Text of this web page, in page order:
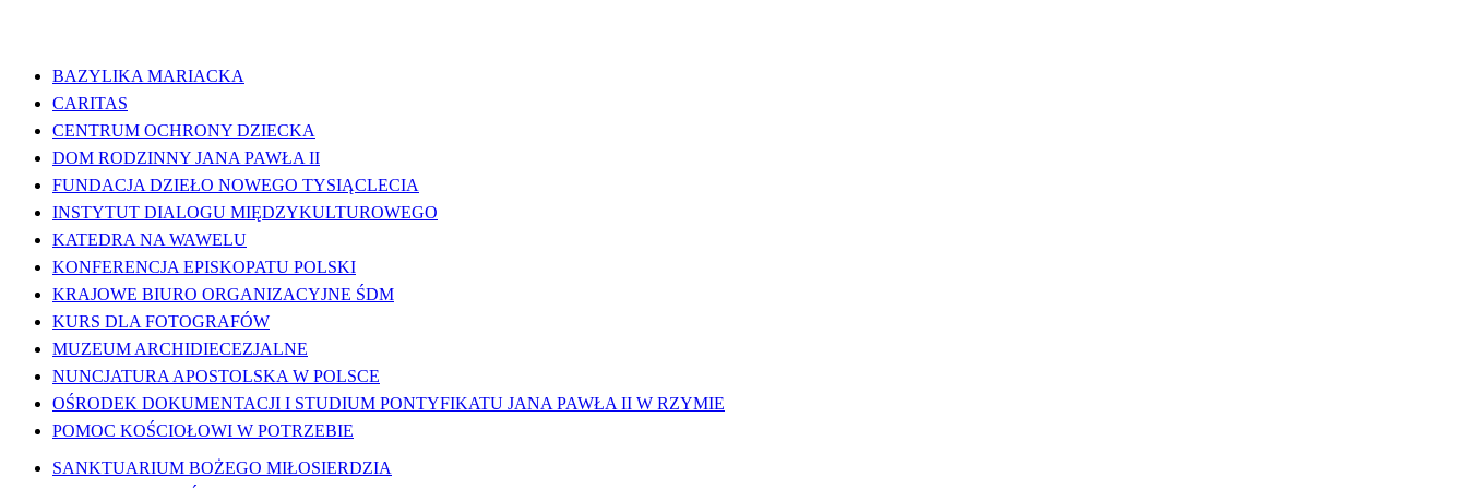
BAZYLIKA MARIACKA
CARITAS
CENTRUM OCHRONY DZIECKA
DOM RODZINNY JANA PAWŁA II
FUNDACJA DZIEŁO NOWEGO TYSIĄCLECIA
INSTYTUT DIALOGU MIĘDZYKULTUROWEGO
KATEDRA NA WAWELU
KONFERENCJA EPISKOPATU POLSKI
KRAJOWE BIURO ORGANIZACYJNE ŚDM
KURS DLA FOTOGRAFÓW
MUZEUM ARCHIDIECEZJALNE
NUNCJATURA APOSTOLSKA W POLSCE
OŚRODEK DOKUMENTACJI I STUDIUM PONTYFIKATU JANA PAWŁA II W RZYMIE
POMOC KOŚCIOŁOWI W POTRZEBIE
SANKTUARIUM BOŻEGO MIŁOSIERDZIA